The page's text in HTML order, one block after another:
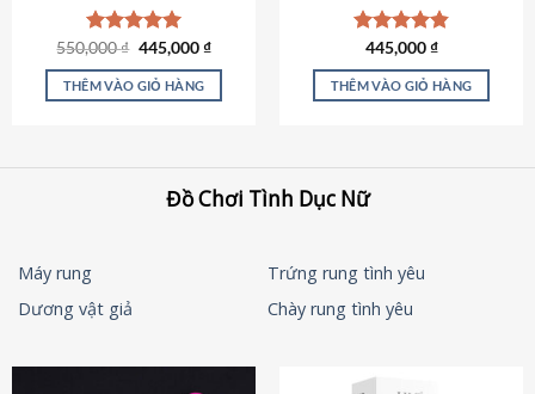
Được xếp
hạng5.00
5 sao
550,000₫ Giá
là:
550,000 ₫.
445,000₫Giá
tại
THÊM VÀO GIỎ HÀNG
Được xếp
hạng4.84
5 sao
445,000₫
THÊM VÀO GIỎ HÀNG
Đồ Chơi Tình Dục Nữ
Máy rung
Trứng rung tình yêu
Dương vật giả
Chày rung tình yêu